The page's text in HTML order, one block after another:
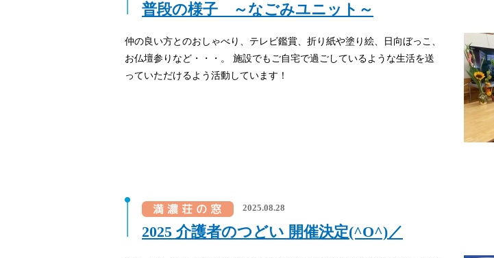
普段の様子 ～なごみユニット～
仲の良い方とのおしゃべり、テレビ鑑賞、折り紙や塗り絵、日向ぼっこ、
お仏壇参りなど・・・。 施設でもご自宅で過ごしているような生活を送
っていただけるよう活動しています！
2025.08.28
2025 介護者のつどい 開催決定(^O^)／